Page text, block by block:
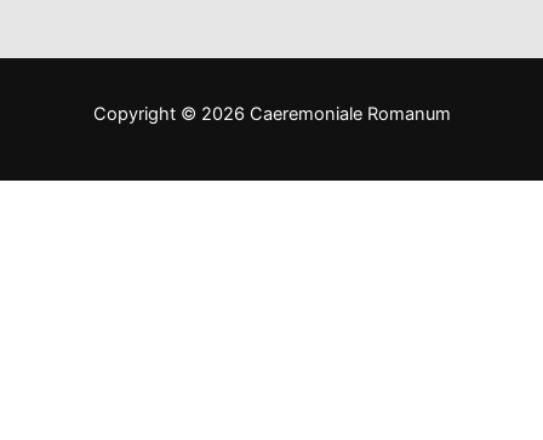
Copyright © 2026 Caeremoniale Romanum